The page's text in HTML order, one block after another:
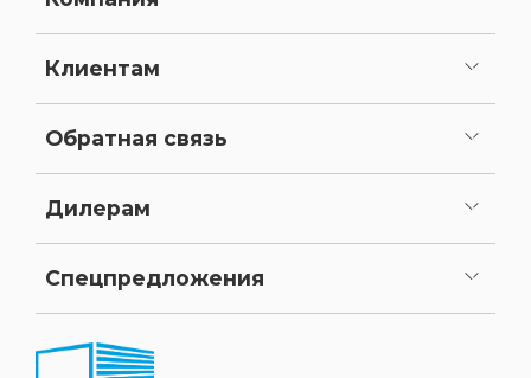
О нас
Портфолио
Вакансии
Сертификаты и лицензии
Реквизиты
Клиентам
Сервисное обслуживание
Как сделать заказ
Оплата
Доставка
Статьи
Карта сайта
Обратная связь
Задать вопрос
Предложить доработку
Дилерам
Как стать нашим дилером
Личный кабинет
Спецпредложения
Уценка